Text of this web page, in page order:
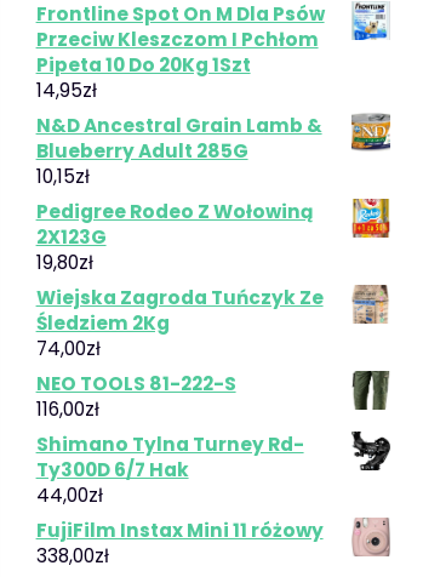
Frontline Spot On M Dla Psów
Przeciw Kleszczom I Pchłom
Pipeta 10 Do 20Kg 1Szt
14,95zł
N&D Ancestral Grain Lamb &
Blueberry Adult 285G
10,15zł
Pedigree Rodeo Z Wołowiną
2X123G
19,80zł
Wiejska Zagroda Tuńczyk Ze
Śledziem 2Kg
74,00zł
NEO TOOLS 81-222-S
116,00zł
Shimano Tylna Turney Rd-
Ty300D 6/7 Hak
44,00zł
FujiFilm Instax Mini 11 różowy
338,00zł